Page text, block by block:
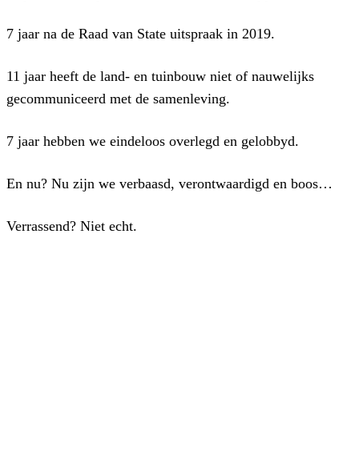
7 jaar na de Raad van State uitspraak in 2019.
11 jaar heeft de land- en tuinbouw niet of nauwelijks
gecommuniceerd met de samenleving.
7 jaar hebben we eindeloos overlegd en gelobbyd.
En nu? Nu zijn we verbaasd, verontwaardigd en boos…
Verrassend? Niet echt.